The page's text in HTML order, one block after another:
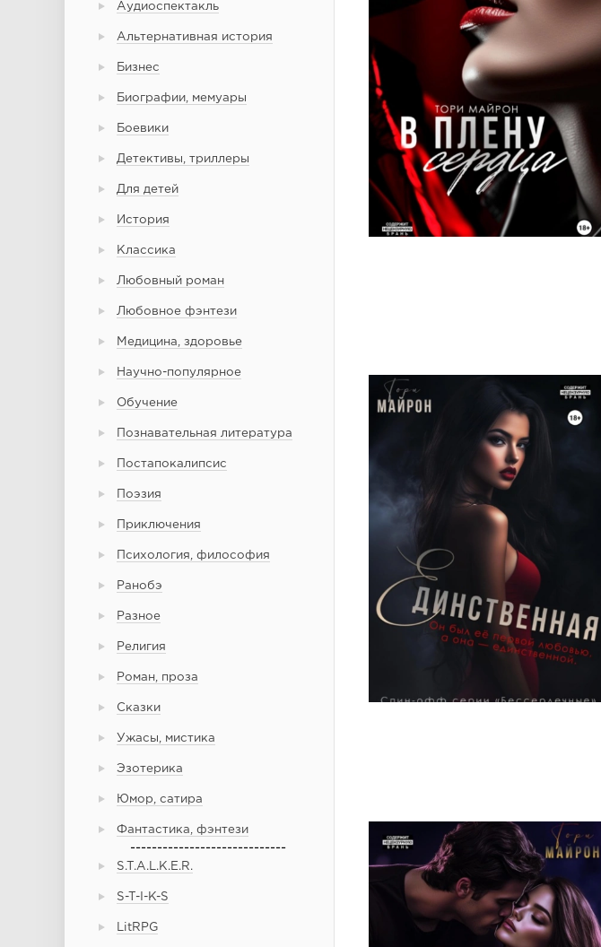
Аудиоспектакль
Альтернативная история
Бизнес
Биографии, мемуары
Боевики
Детективы, триллеры
Для детей
История
Классика
Любовный роман
Любовное фэнтези
Медицина, здоровье
Научно-популярное
Обучение
Познавательная литература
Постапокалипсис
Поэзия
Приключения
Психология, философия
Ранобэ
Разное
Религия
Роман, проза
Сказки
Ужасы, мистика
Эзотерика
Юмор, сатира
Фантастика, фэнтези
-----------------------------
S.T.A.L.K.E.R.
S-T-I-K-S
LitRPG